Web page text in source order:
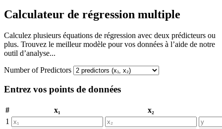
Calculateur de régression multiple
Calculez plusieurs équations de régression avec deux prédicteurs ou
plus. Trouvez le meilleur modèle pour vos données à l’aide de notre
outil d’analyse...
Number of Predictors
Entrez vos points de données
# x₁
x₂
1